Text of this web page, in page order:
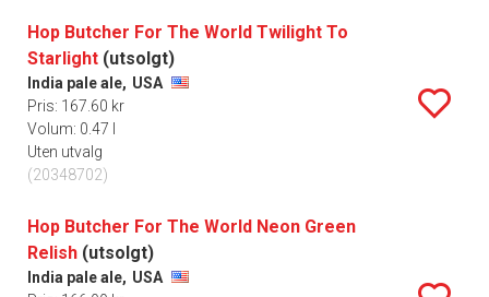
Hop Butcher For The World Twilight To
Starlight (utsolgt)
India pale ale, USA
Pris: 167.60 kr
Volum: 0.47 l
Uten utvalg
(20348702)
Hop Butcher For The World Neon Green
Relish (utsolgt)
India pale ale, USA